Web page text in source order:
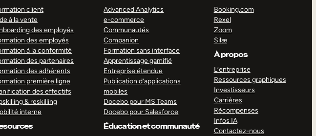
client
à la vente
des employés
des employés
à la conformité
des partenaires
des adhérents
première ligne
des effectifs
& reskilling
interne
Advanced Analytics
e-commerce
Communautés
Companion
Formation sans interface
Apprentissage gamifié
Entreprise étendue
Publication d’applications
mobiles
Docebo pour MS Teams
Docebo pour Salesforce
Éducation et communauté
Booking.com
Rexel
Zoom
Silæ
À propos
L’entreprise
Ressources graphiques
Investisseurs
Carrières
Récompenses
Infos IA
Contactez-nous